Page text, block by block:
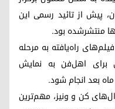
پیش از تائید رسمی این
منتشرشده بود.
مارس ۲۰۲۱ نمایش فیلم‌های راه‌یافته به مرحله
برای اهل‌فن به نمایش
بعد انجام شود.
کن و ونیز، مهم‌ترین